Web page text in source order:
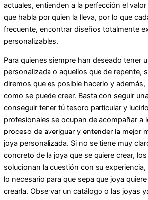
actuales, entienden a la perfección el
que habla por quien la lleva, por lo que
frecuente, encontrar diseños totalmente
personalizables.
Para quienes siempre han deseado tener
personalizada o aquellos que de repente,
diremos que es posible hacerlo y además,
como se puede creer. Basta con seguir
conseguir tener tú tesoro particular y
profesionales se ocupan de acompañar a
proceso de averiguar y entender la mejor
joya personalizada. Si no se tiene muy
concreto de la joya que se quiere crear,
solucionan la cuestión con su
lo necesario para que sepa que joya
crearla. Observar un catálogo o las joyas